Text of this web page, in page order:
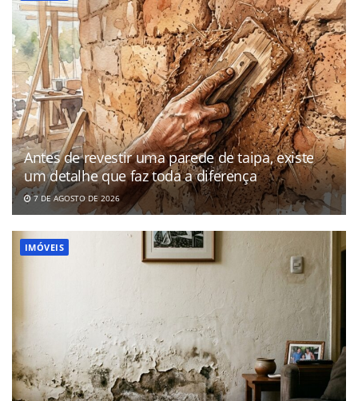
Antes de revestir uma parede de taipa, existe
um detalhe que faz toda a diferença
7 DE AGOSTO DE 2026
IMÓVEIS